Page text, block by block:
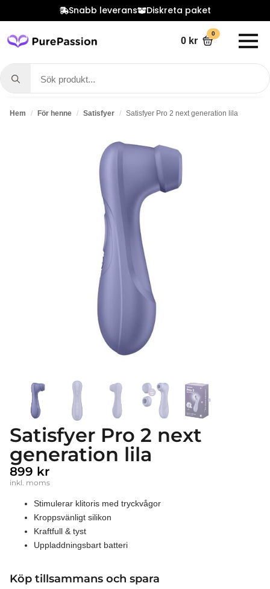
Snabb leverans Diskreta paket
0 kr
0
Search
for:
Hem För henne Satisfyer Satisfyer Pro 2 next generation lila
Satisfyer Pro 2 next
generation lila
899 kr
inkl. moms
Stimulerar klitoris med tryckvågor
Kroppsvänligt silikon
Kraftfull & tyst
Uppladdningsbart batteri
Köp tillsammans och spara